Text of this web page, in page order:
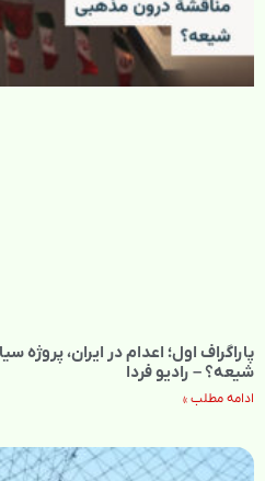
پاراگراف اول؛ اعدام در ایران،
شیعه؟ – رادیو فردا
ادامه مطلب »